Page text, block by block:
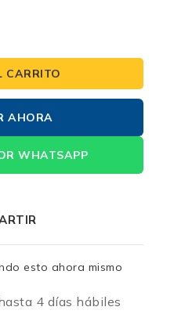
CARRITO
AHORA
WHATSAPP
esto ahora mismo
4 días hábiles